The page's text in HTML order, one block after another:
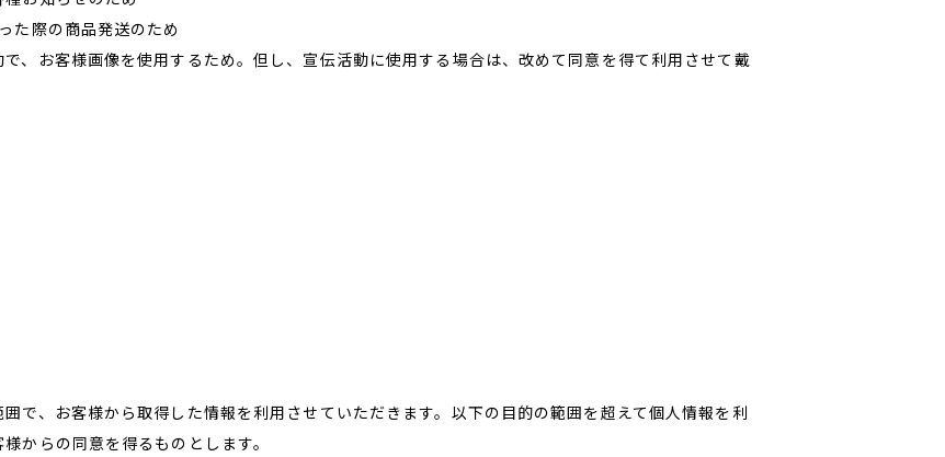
た際の商品発送のため
、お客様画像を使用するため。但し、宣伝活動に使用する場合は、改めて同意を得て利用させて戴
で、お客様から取得した情報を利用させていただきます。以下の目的の範囲を超えて個人情報を利
からの同意を得るものとします。